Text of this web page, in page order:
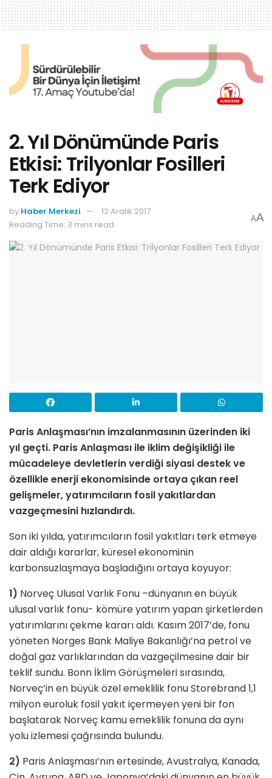
2. Yıl Dönümünde Paris
Etkisi: Trilyonlar Fosilleri
Terk Ediyor
by Haber Merkezi
12 Aralık 2017
Reading Time: 3 mins read
AA
Paris Anlaşması’nın imzalanmasının üzerinden iki
yıl geçti. Paris Anlaşması ile iklim değişikliği ile
mücadeleye devletlerin verdiği siyasi destek ve
özellikle enerji ekonomisinde ortaya çıkan reel
gelişmeler, yatırımcıların fosil yakıtlardan
vazgeçmesini hızlandırdı.
Son iki yılda, yatırımcıların fosil yakıtları terk etmeye
dair aldığı kararlar, küresel ekonominin
karbonsuzlaşmaya başladığını ortaya koyuyor:
1) Norveç Ulusal Varlık Fonu –dünyanın en büyük
ulusal varlık fonu- kömüre yatırım yapan şirketlerden
yatırımlarını çekme kararı aldı. Kasım 2017’de, fonu
yöneten Norges Bank Maliye Bakanlığı’na petrol ve
doğal gaz varlıklarından da vazgeçilmesine dair bir
teklif sundu. Bonn İklim Görüşmeleri sırasında,
Norveç’in en büyük özel emeklilik fonu Storebrand 1,1
milyon euroluk fosil yakıt içermeyen yeni bir fon
başlatarak Norveç kamu emeklilik fonuna da aynı
yolu izlemesi çağrısında bulundu.
2) Paris Anlaşması’nın ertesinde, Avustralya, Kanada,